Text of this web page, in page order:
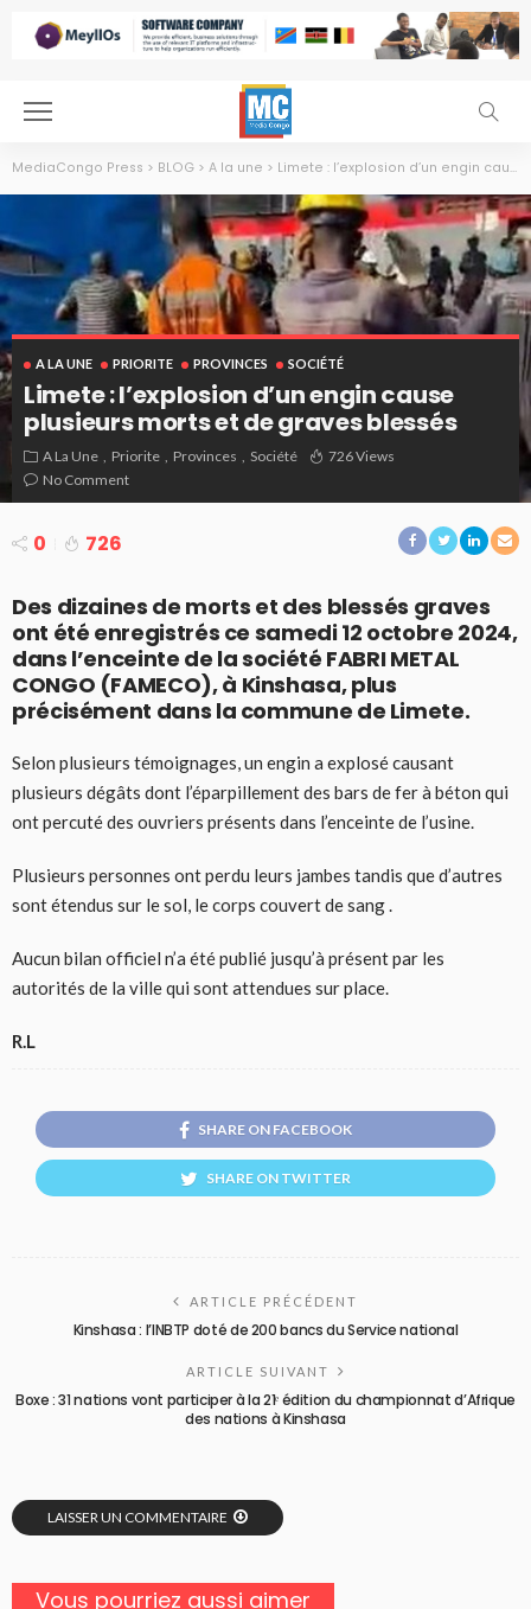
MediaCongo Press > BLOG > A la une > Limete : l’explosion d’un engin cause plusieurs morts et de graves blessés
A LA UNE PRIORITE PROVINCES SOCIÉTÉ
Limete : l’explosion d’un engin cause
plusieurs morts et de graves blessés
A La Une Priorite Provinces Société
726 Views
No Comment
0 726
Des dizaines de morts et des blessés graves
ont été enregistrés ce samedi 12 octobre 2024,
dans l’enceinte de la société FABRI METAL
CONGO (FAMECO), à Kinshasa, plus
précisément dans la commune de Limete.
Selon plusieurs témoignages, un engin a explosé causant
plusieurs dégâts dont l’éparpillement des bars de fer à béton qui
ont percuté des ouvriers présents dans l’enceinte de l’usine.
Plusieurs personnes ont perdu leurs jambes tandis que d’autres
sont étendus sur le sol, le corps couvert de sang .
Aucun bilan officiel n’a été publié jusqu’à présent par les
autorités de la ville qui sont attendues sur place.
R.L
SHARE ON FACEBOOK
SHARE ON TWITTER
ARTICLE PRÉCÉDENT
Kinshasa : l’INBTP doté de 200 bancs du Service national
ARTICLE SUIVANT
Boxe : 31 nations vont participer à la 21ᵉ édition du championnat d’Afrique
des nations à Kinshasa
LAISSER UN COMMENTAIRE
Vous pourriez aussi aimer